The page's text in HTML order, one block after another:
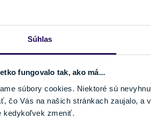
Súhlas
fungovalo tak, ako má...
súbory cookies. Niektoré sú
čo Vás na našich stránkach zaujalo, a
kedykoľvek zmeniť.
Yamaha
do 100 kg
Giant